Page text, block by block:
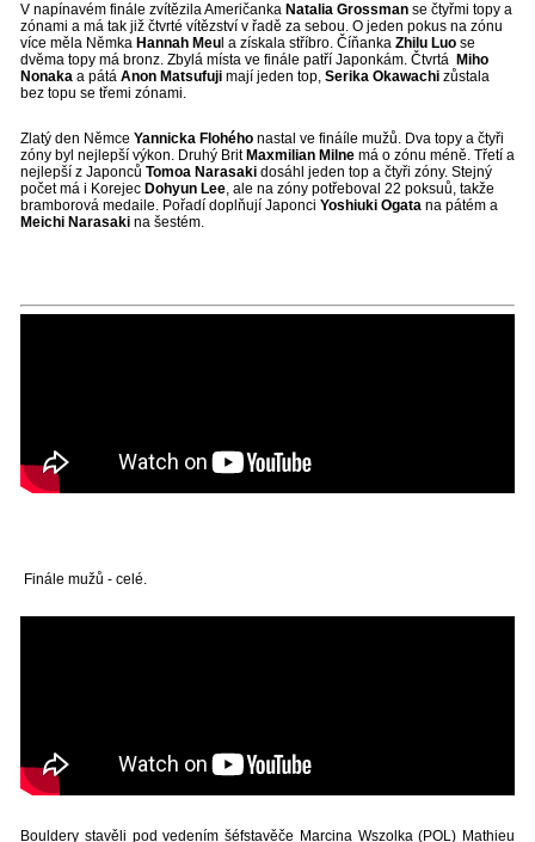
V napínavém finále zvítězila Američanka Natalia Grossman se čtyřmi topy a
zónami a má tak již čtvrté vítězství v řadě za sebou. O jeden pokus na zónu
více měla Němka Hannah Meu l a získala stříbro. Číňanka Zhilu Luo se
dvěma topy má bronz. Zbylá místa ve finále patří Japonkám. Čtvrtá Miho
Nonaka a pátá Anon Matsufuji mají jeden top, Serika Okawachi zůstala
bez topu se třemi zónami.
Zlatý den Němce Yannicka Flohého nastal ve fináíle mužů. Dva topy a čtyři
zóny byl nejlepší výkon. Druhý Brit Maxmilian Milne má o zónu méně. Třetí a
nejlepší z Japonců Tomoa Narasaki dosáhl jeden top a čtyři zóny. Stejný
počet má i Korejec Dohyun Lee, ale na zóny potřeboval 22 poksuů, takže
bramborová medaile. Pořadí doplňují Japonci Yoshiuki Ogata na pátém a
Meichi Narasaki na šestém.
Finále mužů - celé.
Bouldery stavěli pod vedením šéfstavěče Marcina Wszolka (POL) Mathieu